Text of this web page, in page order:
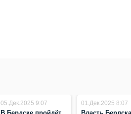
05.Дек.2025 9:07 01.Дек.2025 8:07